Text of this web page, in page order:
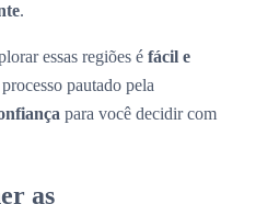
.
essas regiões é fácil e
pautado pela
para você decidir com
as